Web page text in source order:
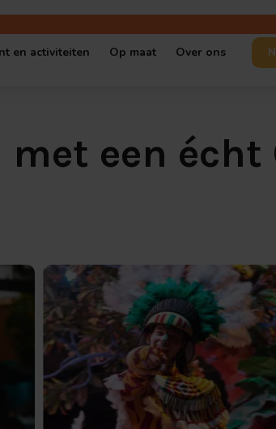
en activiteiten
games
Op maat
Serious game op maat
Over ons
Vacatures
een écht
Bekijk
de
afbeelding